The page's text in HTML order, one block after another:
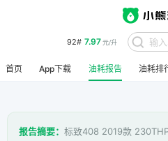
92# 7.97元/升
首页 App下载 油耗报告 油耗排
报告摘要： 标致408 2019款